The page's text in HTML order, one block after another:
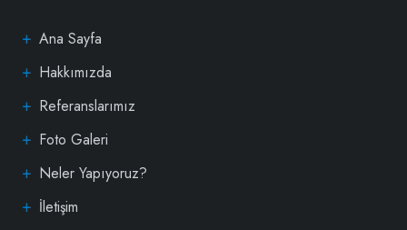
Ana Sayfa
Hakkımızda
Referanslarımız
Foto Galeri
Neler Yapıyoruz?
İletişim